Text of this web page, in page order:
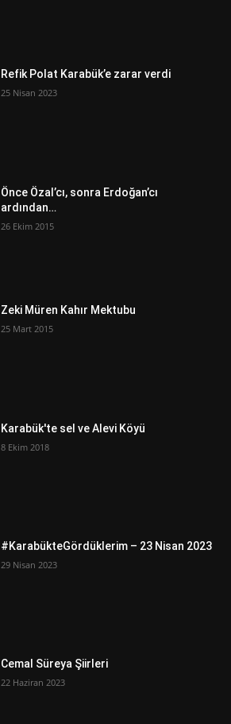
Refik Polat Karabük’e zarar verdi
25 Nisan 2023
Önce Özal’cı, sonra Erdoğan’cı
ardından…
26 Ekim 2015
Zeki Müren Kahır Mektubu
25 Mart 2015
Karabük'te sel ve Alevi Köyü
8 Ekim 2018
#KarabükteGördüklerim – 23 Nisan 2023
29 Nisan 2023
Cemal Süreya Şiirleri
22 Haziran 2023